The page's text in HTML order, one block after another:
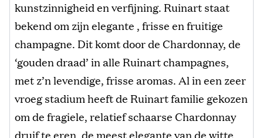
kunstzinnigheid en verfijning. Ruinart staat
bekend om zijn elegante , frisse en fruitige
champagne. Dit komt door de Chardonnay, de
‘gouden draad’ in alle Ruinart champagnes,
met z’n levendige, frisse aromas. Al in een zeer
vroeg stadium heeft de Ruinart familie gekozen
om de fragiele, relatief schaarse Chardonnay
druif te eren, de meest elegante van de witte